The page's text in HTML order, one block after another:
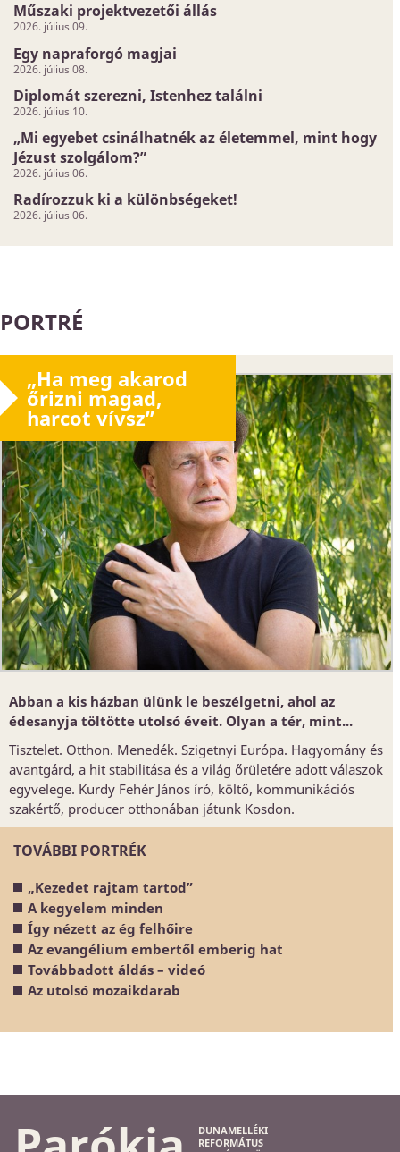
Műszaki projektvezetői állás
2026. július 09.
Egy napraforgó magjai
2026. július 08.
Diplomát szerezni, Istenhez találni
2026. július 10.
„Mi egyebet csinálhatnék az életemmel, mint hogy
Jézust szolgálom?”
2026. július 06.
Radírozzuk ki a különbségeket!
2026. július 06.
PORTRÉ
„Ha meg akarod
őrizni magad,
harcot vívsz”
Abban a kis házban ülünk le beszélgetni, ahol az
édesanyja töltötte utolsó éveit. Olyan a tér, mint...
Tisztelet. Otthon. Menedék. Szigetnyi Európa. Hagyomány és
avantgárd, a hit stabilitása és a világ őrületére adott válaszok
egyvelege. Kurdy Fehér János író, költő, kommunikációs
szakértő, producer otthonában játunk Kosdon.
TOVÁBBI PORTRÉK
„Kezedet rajtam tartod”
A kegyelem minden
Így nézett az ég felhőire
Az evangélium embertől emberig hat
Továbbadott áldás – videó
Az utolsó mozaikdarab
DUNAMELLÉKI
REFORMÁTUS